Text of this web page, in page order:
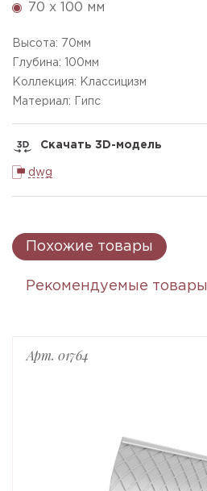
70 x 100 мм
Высота: 70мм
Глубина:
100мм
Коллекция: Классицизм
Материал: Гипс
Скачать 3D-модель
dwg
Похожие товары
Рекомендуемые товары
Арт. 01764